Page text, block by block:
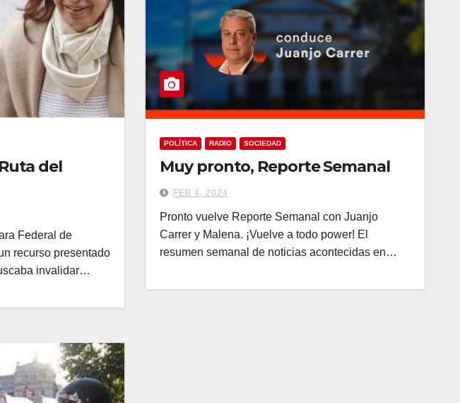
del
Federal de
recurso presentado
invalidar…
POLÍTICA RADIO SOCIEDAD
Muy pronto, Reporte Semanal
FEB 4, 2024
Pronto vuelve Reporte Semanal con Juanjo
Carrer y Malena. ¡Vuelve a todo power! El
resumen semanal de noticias acontecidas en…